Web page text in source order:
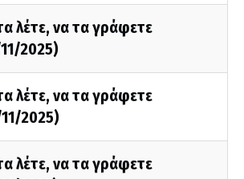
λέτε, να τα γράφετε
2025)
λέτε, να τα γράφετε
2025)
λέτε, να τα γράφετε